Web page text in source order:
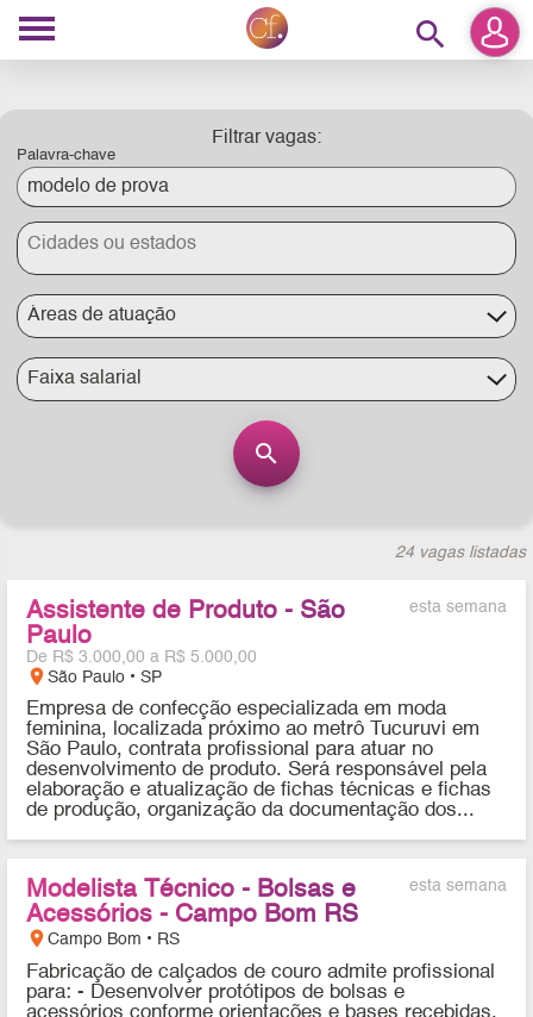
search
Filtrar vagas:
Palavra-chave
Áreas de atuação
Faixa salarial
search
24 vagas listadas
esta semana
Assistente de Produto - São
Paulo
De R$ 3.000,00 a R$ 5.000,00
location_onSão Paulo • SP
Empresa de confecção especializada em moda
feminina, localizada próximo ao metrô Tucuruvi em
São Paulo, contrata profissional para atuar no
desenvolvimento de produto. Será responsável pela
elaboração e atualização de fichas técnicas e fichas
de produção, organização da documentação dos...
esta semana
Modelista Técnico - Bolsas e
Acessórios - Campo Bom RS
location_onCampo Bom • RS
Fabricação de calçados de couro admite profissional
para: - Desenvolver protótipos de bolsas e
acessórios conforme orientações e bases recebidas,